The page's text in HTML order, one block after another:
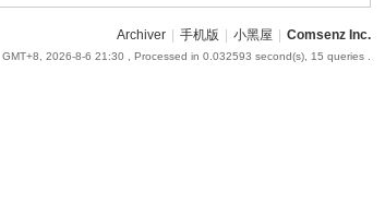
Archiver 手机版 小黑屋 Comsenz Inc.
GMT+8, 2026-8-6 21:30 , Processed in 0.032593 second(s), 15 queries .